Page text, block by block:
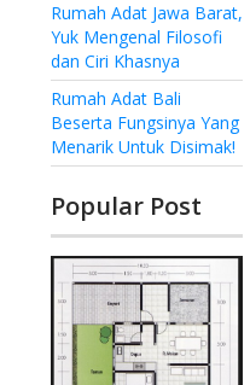
Rumah Adat Jawa Barat,
Yuk Mengenal Filosofi
dan Ciri Khasnya
Rumah Adat Bali
Beserta Fungsinya Yang
Menarik Untuk Disimak!
Popular Post